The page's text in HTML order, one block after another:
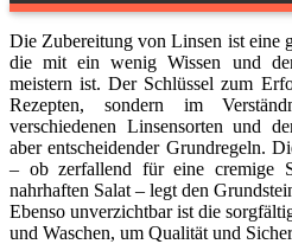
Die Zubereitung von Linsen ist eine
die mit ein wenig Wissen und
meistern ist. Der Schlüssel zum
Rezepten, sondern im
verschiedenen Linsensorten und
aber entscheidender Grundregeln.
– ob zerfallend für eine cremige
nahrhaften Salat – legt den
Ebenso unverzichtbar ist die
und Waschen, um Qualität und